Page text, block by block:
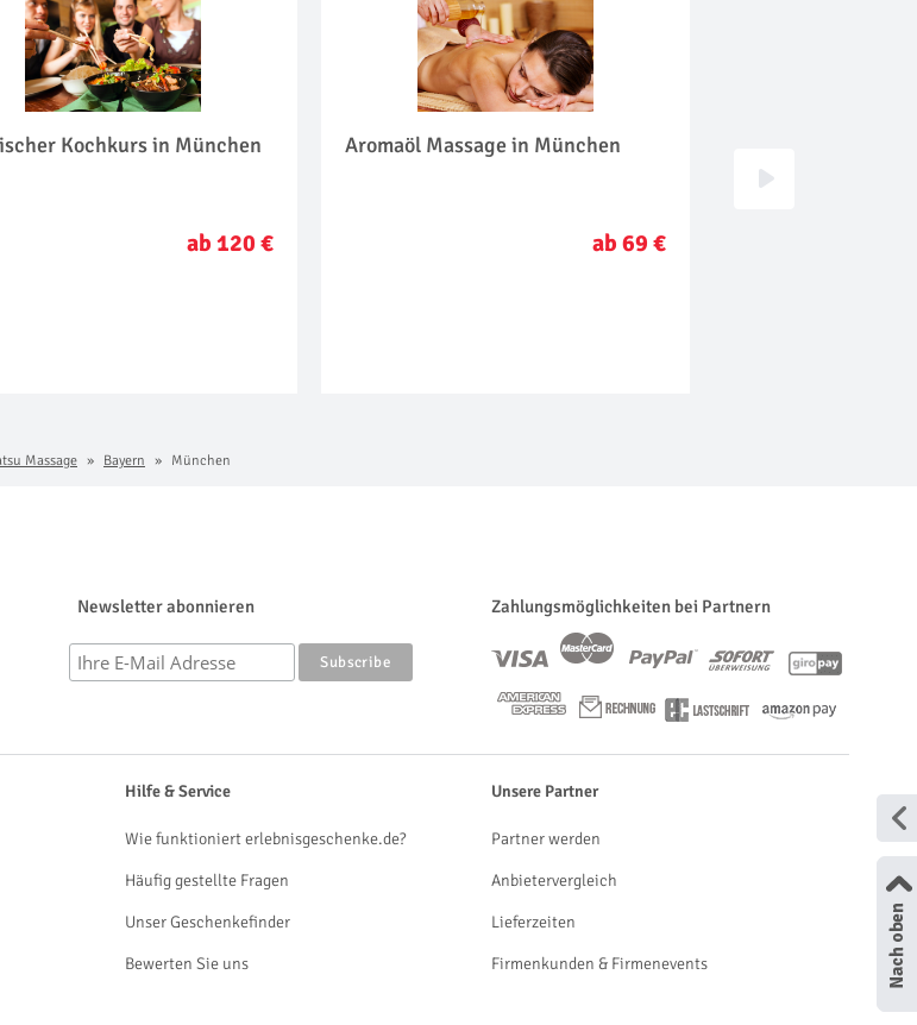
Kochkurs in München
ab 120 €
Aromaöl Massage in München
ab 69 €
Massage Bayern München
Newsletter abonnieren Zahlungsmöglichkeiten bei Partnern
Hilfe & Service
Wie funktioniert erlebnisgeschenke.de?
Häufig gestellte Fragen
Unser Geschenkefinder
Bewerten Sie uns
Unsere Partner
Partner werden
Anbietervergleich
Lieferzeiten
Firmenkunden & Firmenevents